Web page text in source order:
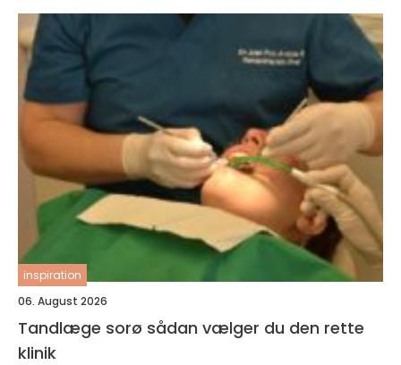
inspiration
06. August 2026
Tandlæge sorø sådan vælger du den rette
klinik